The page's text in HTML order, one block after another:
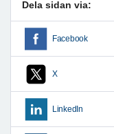
Dela sidan via:
Facebook
X
LinkedIn